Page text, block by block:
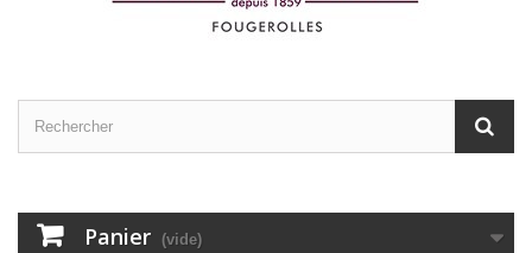
Panier (vide)